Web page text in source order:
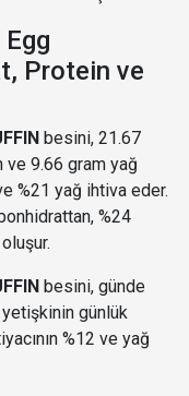
Protein ve
besini, 21.67
ve 9.66 gram yağ
%21 yağ ihtiva eder.
%24
besini, günde
günlük
%12 ve yağ